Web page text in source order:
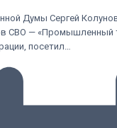
Думы Сергей
СВО — «Промышленный
посетил…